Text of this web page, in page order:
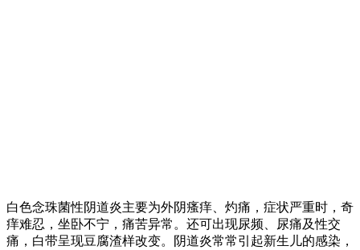
白色念珠菌性阴道炎主要为外阴瘙痒、灼痛，症状严重时，奇
痒难忍，坐卧不宁，痛苦异常。还可出现尿频、尿痛及性交
痛，白带呈现豆腐渣样改变。阴道炎常常引起新生儿的感染，